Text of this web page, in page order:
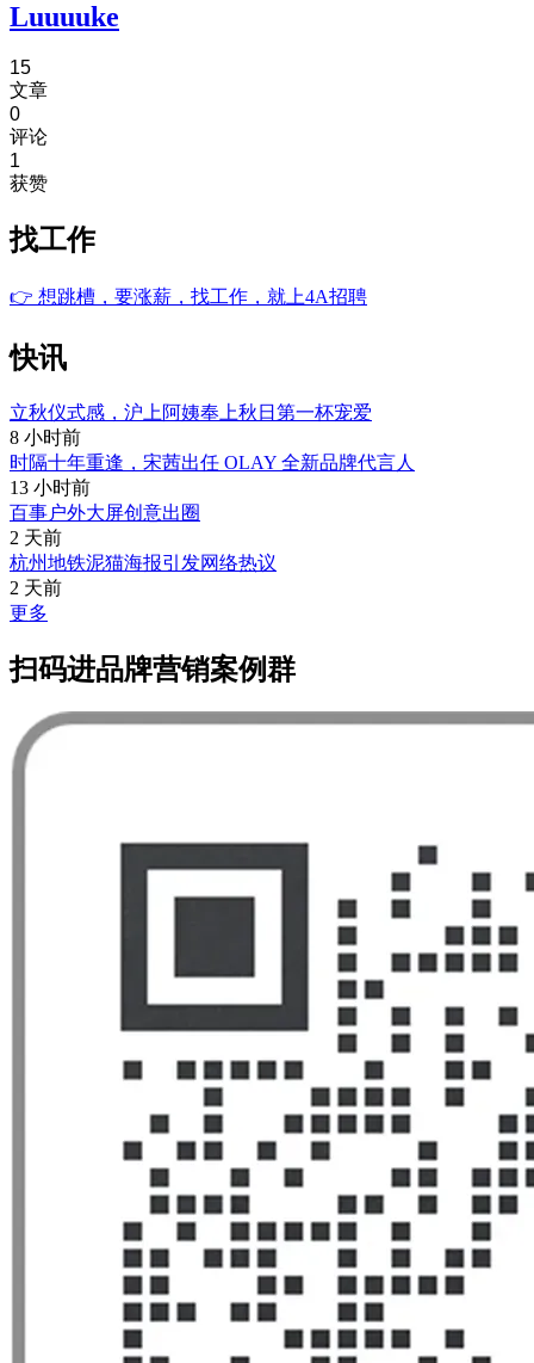
Luuuuke
15
文章
0
评论
1
获赞
找工作
👉 想跳槽，要涨薪，找工作，就上4A招聘
快讯
立秋仪式感，沪上阿姨奉上秋日第一杯宠爱
8 小时前
时隔十年重逢，宋茜出任 OLAY 全新品牌代言人
13 小时前
百事户外大屏创意出圈
2 天前
杭州地铁泥猫海报引发网络热议
2 天前
更多
扫码进品牌营销案例群